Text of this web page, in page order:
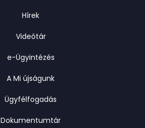
Hírek
Videótár
e-Ügyintézés
A Mi újságunk
Ügyfélfogadás
Dokumentumtár